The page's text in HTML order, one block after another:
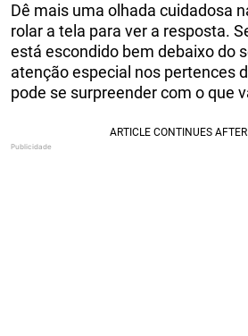
Dê mais uma olhada cuidadosa
rolar a tela para ver a resposta.
está escondido bem debaixo do
atenção especial nos pertences
pode se surpreender com o que